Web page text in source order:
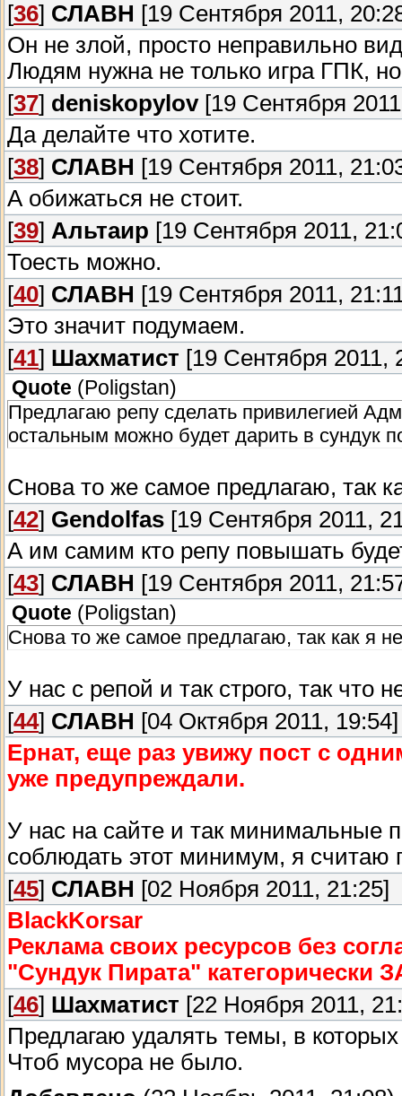
[36] СЛАВН [19 Сентября 2011,
Он не злой, просто неправильно
Людям нужна не только игра ГПК,
[37] deniskopylov[19 Сентября
Да делайте что хотите.
[38] СЛАВН [19 Сентября 2011,
А обижаться не стоит.
[39] Альтаир [19 Сентября 2011,
Тоесть можно.
[40] СЛАВН [19 Сентября 2011,
Это значит подумаем.
[41] Шахматист [19 Сентября 2011,
Quote ( Poligstan)
Предлагаю репу сделать привилегией
остальным можно будет дарить в сундук
Снова то же самое предлагаю, так
[42] Gendolfas [19 Сентября 2011,
А им самим кто репу повышать
[43] СЛАВН [19 Сентября 2011,
Quote ( Poligstan)
Снова то же самое предлагаю, так как я
У нас с репой и так строго, так что
[44] СЛАВН [04 Октября 2011, 19:54]
Ернат, еще раз увижу пост с
уже предупреждали.
У нас на сайте и так минимальные
соблюдать этот минимум, я считаю
[45] СЛАВН [02 Ноября 2011, 21:25]
BlackKorsar
Реклама своих ресурсов без
"Сундук Пирата"
[46] Шахматист [22 Ноября 2011,
Предлагаю удалять темы, в
Чтоб мусора не было.